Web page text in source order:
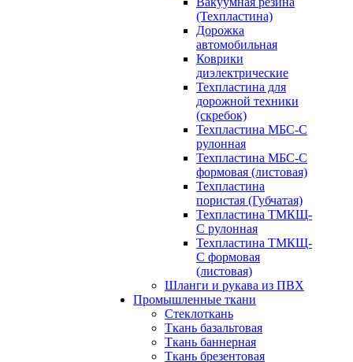
(Техпластина)
Дорожка
автомобильная
Коврики
диэлектрические
Техпластина для
дорожной техники
(скребок)
Техпластина МБС-С
рулонная
Техпластина МБС-С
формовая (листовая)
Техпластина
пористая (Губчатая)
Техпластина ТМКЩ-
С рулонная
Техпластина ТМКЩ-
С формовая
(листовая)
Шланги и рукава из ПВХ
Промышленные ткани
Стеклоткань
Ткань базальтовая
Ткань баннерная
Ткань брезентовая